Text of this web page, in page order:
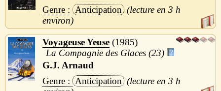
Anticipation
3 h
Voyageuse Yeuse 1985
La Compagnie des Glaces (23)
G.J. Arnaud
Anticipation
3 h